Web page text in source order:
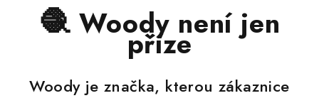
🧶Woody není jen
příze
Woody je značka, kterou zákaznice